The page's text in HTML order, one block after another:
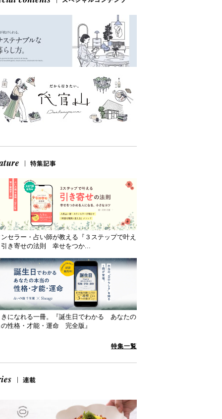
セラー・占い師が教える『３ステップで叶え
き寄せの法則 幸せをつか...
きになれる一冊。『誕生日でわかる あなたの
性格・才能・運命 完全版』
特集一覧